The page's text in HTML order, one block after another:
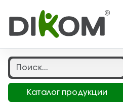
Каталог продукции